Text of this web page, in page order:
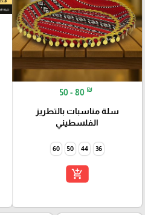
50 - 80 ₪
سلة مناسبات بالتطريز
الفلسطيني
36
44
50
60
add_shopping_cart